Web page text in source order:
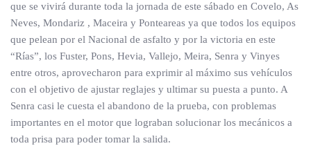
que se vivirá durante toda la jornada de este sábado en Covelo, As
Neves, Mondariz , Maceira y Ponteareas ya que todos los equipos
que pelean por el Nacional de asfalto y por la victoria en este
“Rías”, los Fuster, Pons, Hevia, Vallejo, Meira, Senra y Vinyes
entre otros, aprovecharon para exprimir al máximo sus vehículos
con el objetivo de ajustar reglajes y ultimar su puesta a punto. A
Senra casi le cuesta el abandono de la prueba, con problemas
importantes en el motor que lograban solucionar los mecánicos a
toda prisa para poder tomar la salida.